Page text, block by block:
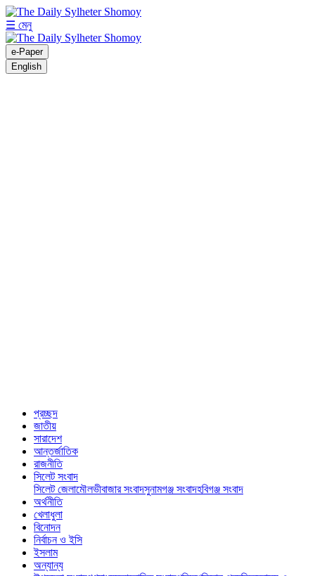
☰ মেনু
e-Paper
English
প্রচ্ছদ
জাতীয়
সারাদেশ
আন্তর্জাতিক
রাজনীতি
সিলেট সংবাদ
সিলেট জেলামৌলভীবাজার সংবাদসুনামগঞ্জ সংবাদহবিগঞ্জ সংবাদ
অর্থনীতি
খেলাধুলা
বিনোদন
নির্বাচন ও ইসি
ইসলাম
অন্যান্য